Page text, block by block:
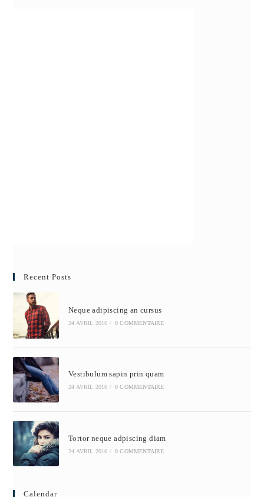
Recent Posts
Neque adipiscing an cursus
24 AVRIL 2016 / 0 COMMENTAIRE
Vestibulum sapin prin quam
24 AVRIL 2016 / 0 COMMENTAIRE
Tortor neque adpiscing diam
24 AVRIL 2016 / 0 COMMENTAIRE
Calendar